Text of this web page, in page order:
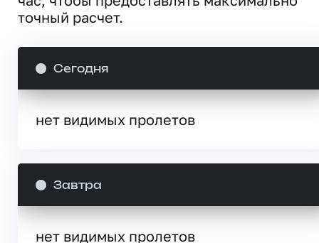
точный расчет.
Сегодня
нет видимых пролетов
Завтра
нет видимых пролетов